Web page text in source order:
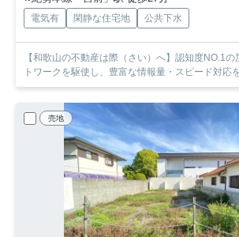
電気有 閑静な住宅地 公共下水
【和歌山の不動産は際（さい）へ】認知度NO.1
トワークを駆使し、豊富な情報量・スピード対応
売地